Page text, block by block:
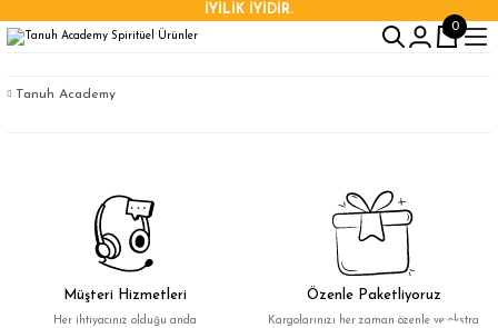
İYİLİK İYİDİR.
0
Tanuh Academy
Müşteri Hizmetleri
Her ihtiyacınız olduğu anda
Özenle Paketliyoruz
Kargolarınızı her zaman özenle ve ekstra